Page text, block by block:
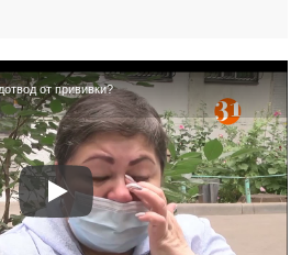
от прививки?